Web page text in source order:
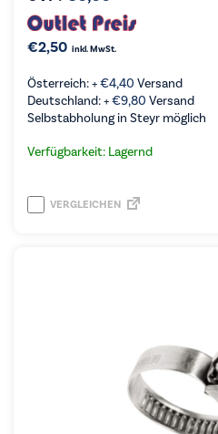
€2,50 inkl. MwSt.
Österreich: +€4,40 Versand
Deutschland: +€9,80 Versand
Selbstabholung in Steyr möglich
Verfügbarkeit: Lagernd
VERGLEICHEN